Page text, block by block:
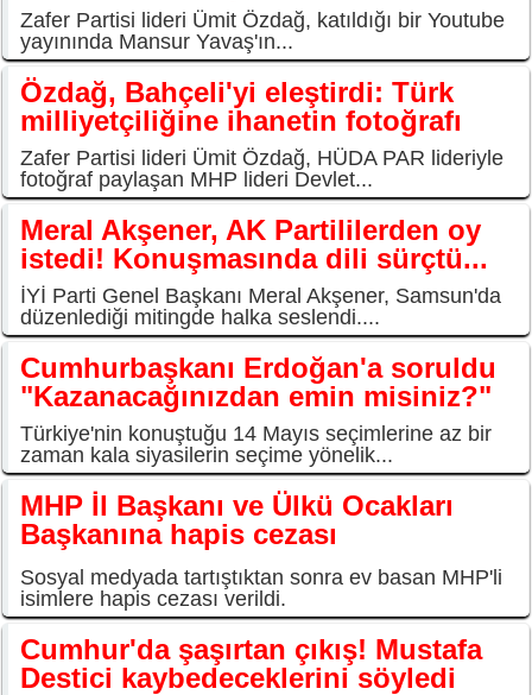
Zafer Partisi lideri Ümit Özdağ, katıldığı bir Youtube
yayınında Mansur Yavaş'ın...
Özdağ, Bahçeli'yi eleştirdi: Türk
milliyetçiliğine ihanetin fotoğrafı
Zafer Partisi lideri Ümit Özdağ, HÜDA PAR lideriyle
fotoğraf paylaşan MHP lideri Devlet...
Meral Akşener, AK Partililerden oy
istedi! Konuşmasında dili sürçtü...
İYİ Parti Genel Başkanı Meral Akşener, Samsun'da
düzenlediği mitingde halka seslendi....
Cumhurbaşkanı Erdoğan'a soruldu
"Kazanacağınızdan emin misiniz?"
Türkiye'nin konuştuğu 14 Mayıs seçimlerine az bir
zaman kala siyasilerin seçime yönelik...
MHP İl Başkanı ve Ülkü Ocakları
Başkanına hapis cezası
Sosyal medyada tartıştıktan sonra ev basan MHP'li
isimlere hapis cezası verildi.
Cumhur'da şaşırtan çıkış! Mustafa
Destici kaybedeceklerini söyledi